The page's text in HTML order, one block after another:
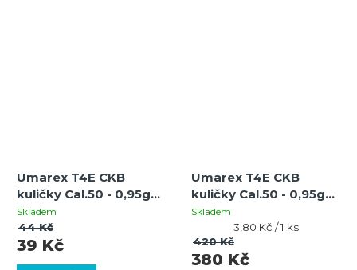
Umarex T4E CKB
kuličky Cal.50 - 0,95g
bílé - 10 ks
Skladem
39 Kč
44 Kč
Umarex T4E CKB
kuličky Cal.50 - 0,95g
bílé - 100 ks
Skladem
380 Kč
420 Kč
Měrná
cena:
3,80 Kč / 1 ks